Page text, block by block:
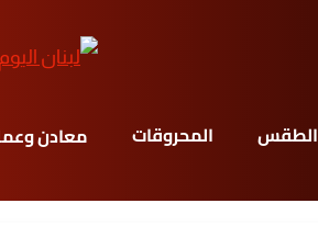
الطقس المحروقات معادن